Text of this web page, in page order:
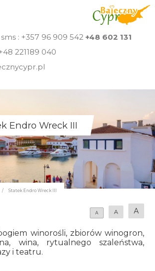
: +357 96 909 542 +48 602 131
221189 040
Endro Wreck III
/ Statek Endro Wreck III
A A A
winorośli, zbiorów winogron,
wina, rytualnego szaleństwa,
i teatru.